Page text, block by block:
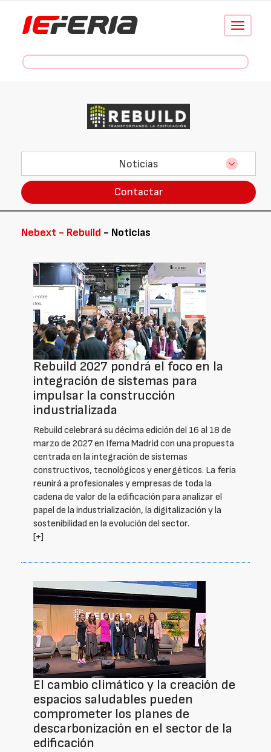
Conmutar
Noticias
Contactar
Nebext - Rebuild - Noticias
Rebuild 2027 pondrá el foco en la
integración de sistemas para
impulsar la construcción
industrializada
Rebuild celebrará su décima edición del 16 al 18 de
marzo de 2027 en Ifema Madrid con una propuesta
centrada en la integración de sistemas
constructivos, tecnológicos y energéticos. La feria
reunirá a profesionales y empresas de toda la
cadena de valor de la edificación para analizar el
papel de la industrialización, la digitalización y la
sostenibilidad en la evolución del sector.
[+]
El cambio climático y la creación de
espacios saludables pueden
comprometer los planes de
descarbonización en el sector de la
edificación